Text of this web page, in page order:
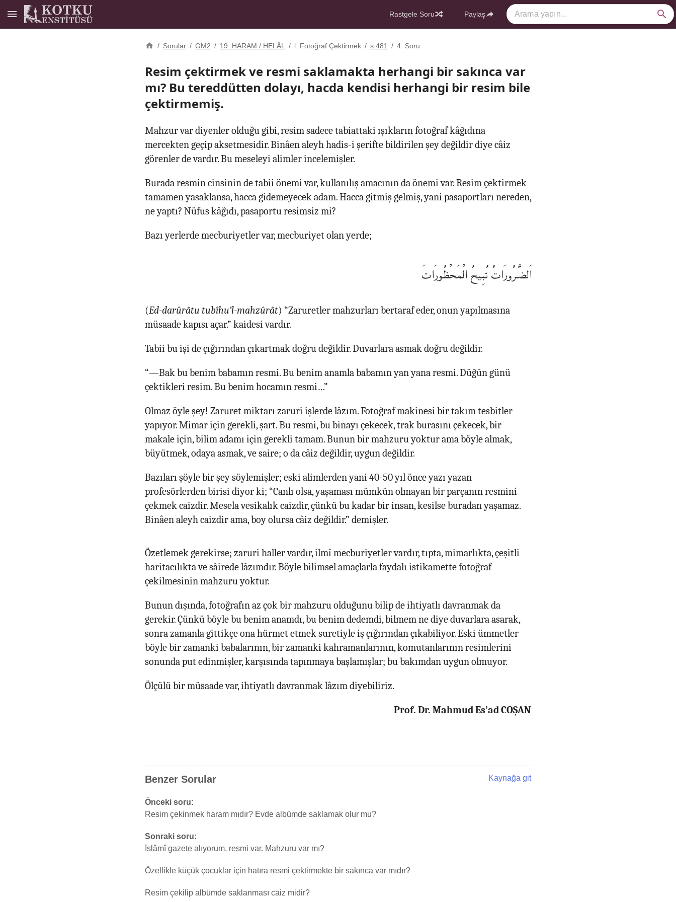
Rastgele Soru Paylaş
/ Sorular / GM2 / 19. HARAM / HELÂL / l. Fotoğraf Çektirmek / s.481 / 4. Soru
Resim çektirmek ve resmi saklamakta herhangi bir sakınca var
mı? Bu tereddütten dolayı, hacda kendisi herhangi bir resim bile
çektirmemiş.
Mahzur var diyenler olduğu gibi, resim sadece tabiattaki ışıkların fotoğraf kâğıdına
mercekten geçip aksetmesidir. Binâen aleyh hadis-i şerifte bildirilen şey değildir diye câiz
görenler de vardır. Bu meseleyi alimler incelemişler.
Burada resmin cinsinin de tabii önemi var, kullanılış amacının da önemi var. Resim çektirmek
tamamen yasaklansa, hacca gidemeyecek adam. Hacca gitmiş gelmiş, yani pasaportları nereden,
ne yaptı? Nüfus kâğıdı, pasaportu resimsiz mi?
Bazı yerlerde mecburiyetler var, mecburiyet olan yerde;
اَلضَّرُورَاتُ تُبِيحُ الْمَحْظُورَاتَ
(Ed-darûrâtu tubîhu’l-mahzûrât) “Zaruretler mahzurları bertaraf eder, onun yapılmasına
müsaade kapısı açar.” kaidesi vardır.
Tabii bu işi de çığırından çıkartmak doğru değildir. Duvarlara asmak doğru değildir.
“—Bak bu benim babamın resmi. Bu benim anamla babamın yan yana resmi. Düğün günü
çektikleri resim. Bu benim hocamın resmi…”
Olmaz öyle şey! Zaruret miktarı zaruri işlerde lâzım. Fotoğraf makinesi bir takım tesbitler
yapıyor. Mimar için gerekli, şart. Bu resmi, bu binayı çekecek, trak burasını çekecek, bir
makale için, bilim adamı için gerekli tamam. Bunun bir mahzuru yoktur ama böyle almak,
büyütmek, odaya asmak, ve saire; o da câiz değildir, uygun değildir.
Bazıları şöyle bir şey söylemişler; eski alimlerden yani 40-50 yıl önce yazı yazan
profesörlerden birisi diyor ki; “Canlı olsa, yaşaması mümkün olmayan bir parçanın resmini
çekmek caizdir. Mesela vesikalık caizdir, çünkü bu kadar bir insan, kesilse buradan yaşamaz.
Binâen aleyh caizdir ama, boy olursa câiz değildir.” demişler.
Özetlemek gerekirse; zaruri haller vardır, ilmî mecburiyetler vardır, tıpta, mimarlıkta, çeşitli
haritacılıkta ve sâirede lâzımdır. Böyle bilimsel amaçlarla faydalı istikamette fotoğraf
çekilmesinin mahzuru yoktur.
Bunun dışında, fotoğrafın az çok bir mahzuru olduğunu bilip de ihtiyatlı davranmak da
gerekir. Çünkü böyle bu benim anamdı, bu benim dedemdi, bilmem ne diye duvarlara asarak,
sonra zamanla gittikçe ona hürmet etmek suretiyle iş çığırından çıkabiliyor. Eski ümmetler
böyle bir zamanki babalarının, bir zamanki kahramanlarının, komutanlarının resimlerini
sonunda put edinmişler, karşısında tapınmaya başlamışlar; bu bakımdan uygun olmuyor.
Ölçülü bir müsaade var, ihtiyatlı davranmak lâzım diyebiliriz.
Prof. Dr. Mahmud Es’ad COŞAN
Benzer Sorular Kaynağa git
Önceki soru:
Resim çekinmek haram mıdır? Evde albümde saklamak olur mu?
Sonraki soru:
İslâmî gazete alıyorum, resmi var. Mahzuru var mı?
Özellikle küçük çocuklar için hatıra resmi çektirmekte bir sakınca var mıdır?
Resim çekilip albümde saklanması caiz midir?